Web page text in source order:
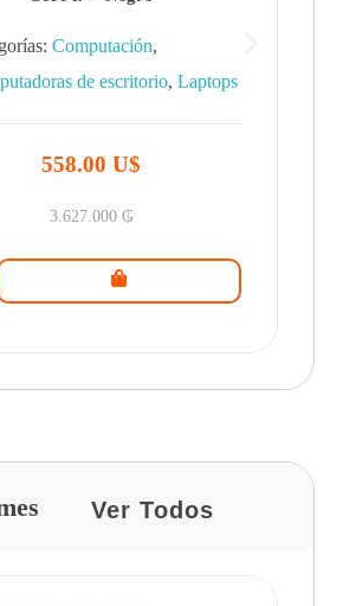
Computación,
de escritorio, Laptops
558.00 U$
3.627.000 ₲
Ver Todos